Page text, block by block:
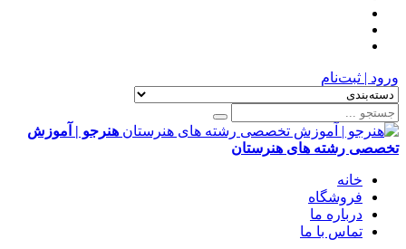
ورود | ثبت‌نام
هنرجو | آموزش
تخصصی رشته های هنرستان
خانه
فروشگاه
درباره ما
تماس با ما